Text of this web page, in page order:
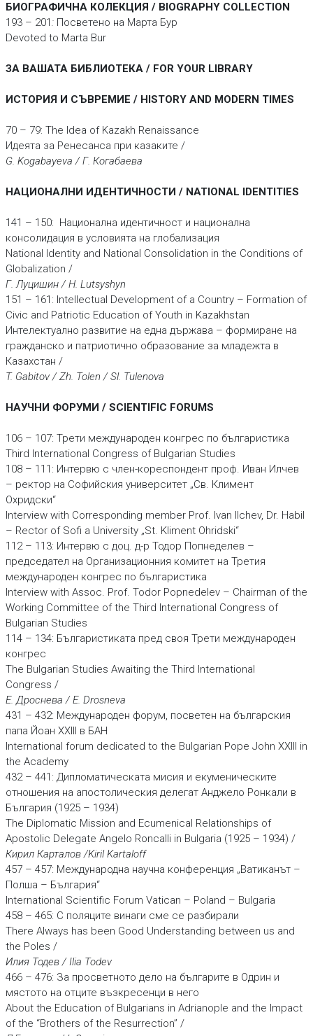
БИОГРАФИЧНА КОЛЕКЦИЯ / BIOGRAPHY COLLECTION
193 – 201: Посветено на Марта Бур
Devoted to Marta Bur
ЗА ВАШАТА БИБЛИОТЕКА / FOR YOUR LIBRARY
ИСТОРИЯ И СЪВРЕМИЕ / HISTORY AND MODERN TIMES
70 – 79: The Idea of Kazakh Renaissance
Идеята за Ренесанса при казаките /
G. Kogabayeva / Г. Когабаева
НАЦИОНАЛНИ ИДЕНТИЧНОСТИ / NATIONAL IDENTITIES
141 – 150: Национална идентичност и национална
консолидация в условията на глобализация
National Identity and National Consolidation in the Conditions of
Globalization /
Г. Луцишин / H. Lutsyshyn
151 – 161: Intellectual Development of a Country – Formation of
Civic and Patriotic Education of Youth in Kazakhstan
Интелектуално развитие на една държава – формиране на
гражданско и патриотично образование за младежта в
Казахстан /
T. Gabitov / Zh. Tolen / Sl. Tulenova
НАУЧНИ ФОРУМИ / SCIENTIFIC FORUMS
106 – 107: Трети международен конгрес по българистика
Third International Congress of Bulgarian Studies
108 – 111: Интервю с член-кореспондент проф. Иван Илчев
– ректор на Софийския университет „Св. Климент
Охридски“
Interview with Corresponding member Prof. Ivan Ilchev, Dr. Habil
– Rector of Sofi a University „St. Kliment Ohridski“
112 – 113: Интервю с доц. д-р Тодор Попнеделев –
председател на Организационния комитет на Третия
международен конгрес по българистика
Interview with Assoc. Prof. Todor Popnedelev – Chairman of the
Working Committee of the Third International Congress of
Bulgarian Studies
114 – 134: Българистиката пред своя Трети международен
конгрес
The Bulgarian Studies Awaiting the Third International
Congress /
Е. Дроснева / E. Drosneva
431 – 432: Международен форум, посветен на българския
папа Йоан ХХІІІ в БАН
International forum dedicated to the Bulgarian Pope John XXIII in
the Academy
432 – 441: Дипломатическата мисия и екуменическите
отношения на апостолическия делегат Анджело Ронкали в
България (1925 – 1934)
The Diplomatic Mission and Ecumenical Relationships of
Apostolic Delegate Angelo Roncalli in Bulgaria (1925 – 1934) /
Кирил Карталов /Kiril Kartaloff
457 – 457: Международна научна конференция „Ватиканът –
Полша – България“
International Scientific Forum Vatican – Poland – Bulgaria
458 – 465: С поляците винаги сме се разбирали
There Always has been Good Understanding between us and
the Poles /
Илия Тодев / Ilia Todev
466 – 476: За просветното дело на българите в Одрин и
мястото на отците възкресенци в него
About the Education of Bulgarians in Adrianople and the Impact
of the “Brothers of the Resurrection” /